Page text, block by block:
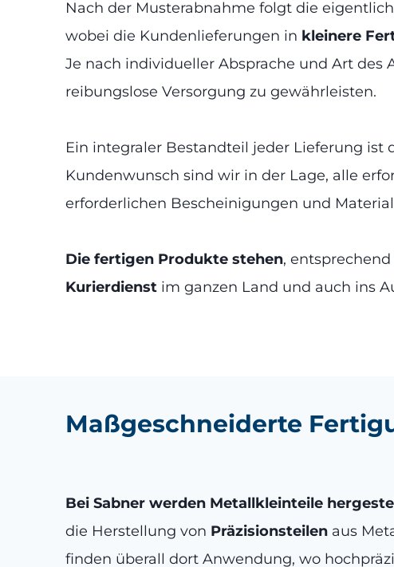
Nach der Musterabnahme folgt die
wobei die Kundenlieferungen in kleinere
Je nach individueller Absprache und Art des
reibungslose Versorgung zu gewährleisten.
Ein integraler Bestandteil jeder Lieferung ist
Kundenwunsch sind wir in der Lage, alle
erforderlichen Bescheinigungen und
Die fertigen Produkte stehen,
Kurierdienst im ganzen Land und auch ins
Maßgeschneiderte
Bei Sabner werden Metallkleinteile
die Herstellung von Präzisionsteilen aus
finden überall dort Anwendung, wo